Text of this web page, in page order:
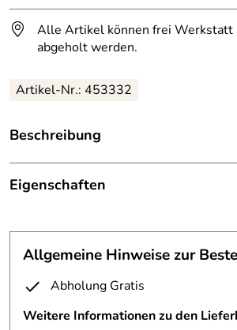
Alle Artikel können frei Werkstatt
abgeholt werden.
Artikel-Nr.: 453332
Beschreibung
Dieser Flaschenkühler ist aus
gefertigt.
Dutzenden.
Haben Sie schon mal einen Schöneren
vergoldet.
Eigenschaften
Höhe:
ca. 20 cm
Durchmesser:
Innen ca. 10 cm
Oberfläche:
künstlich gealtert
Allgemeine Hinweise zur
Abholung Gratis
Weitere Informationen zu den